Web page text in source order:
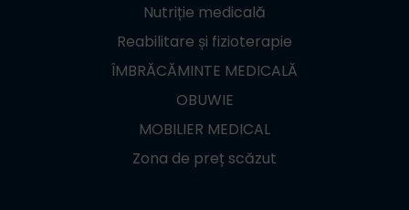
Nutriție medicală
Reabilitare și fizioterapie
ÎMBRĂCĂMINTE MEDICALĂ
OBUWIE
MOBILIER MEDICAL
Zona de preț scăzut